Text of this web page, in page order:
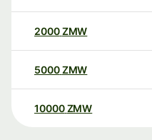
2000ZMW
5000ZMW
10000 ZMW